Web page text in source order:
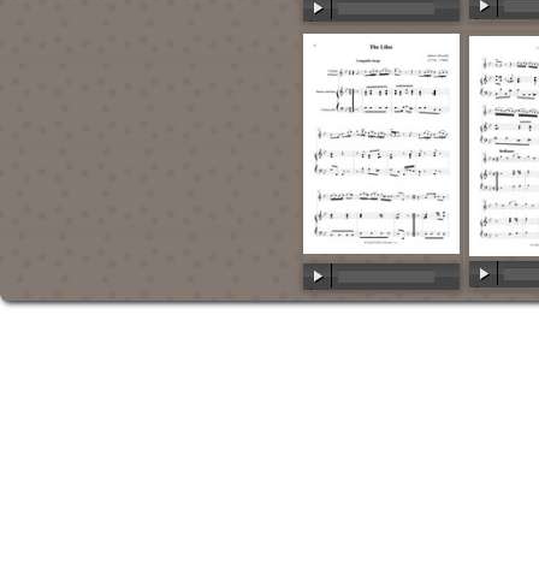
00:00/00:00 00:00/
00:00/00:00 00:00/